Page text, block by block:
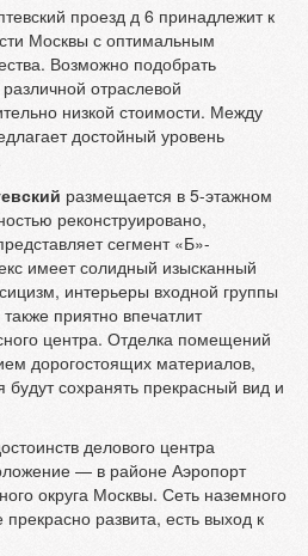
проезд д 6 принадлежит к
Москвы с оптимальным
Возможно подобрать
отраслевой
низкой стоимости. Между
достойный уровень
размещается в 5-этажном
реконструировано,
сегмент «Б»-
имеет солидный изысканный
интерьеры входной группы
приятно впечатлит
центра. Отделка помещений
дорогостоящих материалов,
сохранять прекрасный вид и
делового центра
— в районе Аэропорт
округа Москвы. Сеть наземного
развита, есть выход к